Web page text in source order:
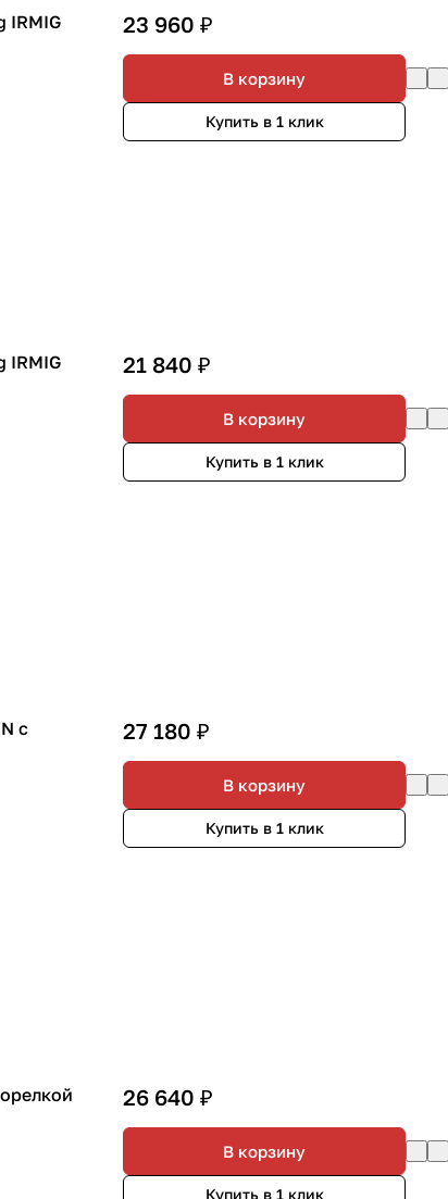
IRMIG
23 960 ₽
В корзину
Купить в 1 клик
IRMIG
21 840 ₽
В корзину
Купить в 1 клик
с
27 180 ₽
В корзину
Купить в 1 клик
26 640 ₽
В корзину
Купить в 1 клик